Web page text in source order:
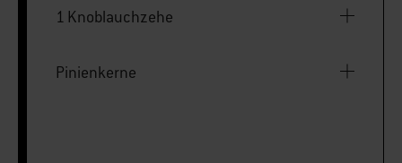
1 Knoblauchzehe
Pinienkerne